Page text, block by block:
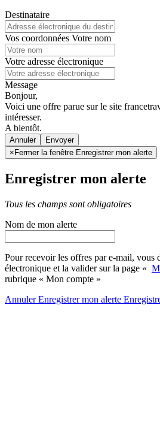
Destinataire
Vos coordonnées Votre nom
Votre adresse électronique
Message
Bonjour,
Voici une offre parue sur le site
intéresser.
A bientôt.
Annuler
× Fermer la fenêtre Enregistrer mon alerte
Enregistrer mon alerte
Tous les champs sont obligatoires
Nom de mon alerte
Pour recevoir les offres par e-mail, vous
électronique et la valider sur la page «
rubrique « Mon compte »
AnnulerEnregistrer mon alerte